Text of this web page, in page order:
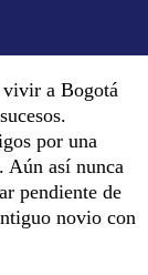
a Bogotá
por una
Aún así nunca
pendiente de
novio con